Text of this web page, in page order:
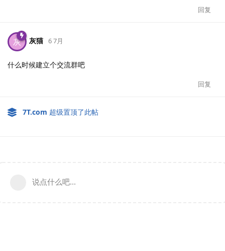
回复
灰 灰猫 6 7月
什么时候建立个交流群吧
回复
7T.​com 超级置顶了此帖
说点什么吧...